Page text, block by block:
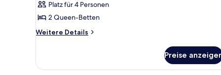
Platz für 4 Personen
2 Queen-Betten
Weitere Details
Weitere
Preise